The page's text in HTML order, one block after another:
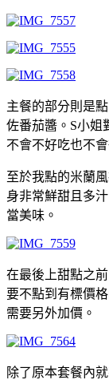
主餐的部分則是
佐番茄醬。S小姐
不會不好吃也不
至於我點的米蘭
身非常鮮甜且多
當美味。
在最後上甜點之
要不點到有標價
需要另外加價。
除了原本套餐內